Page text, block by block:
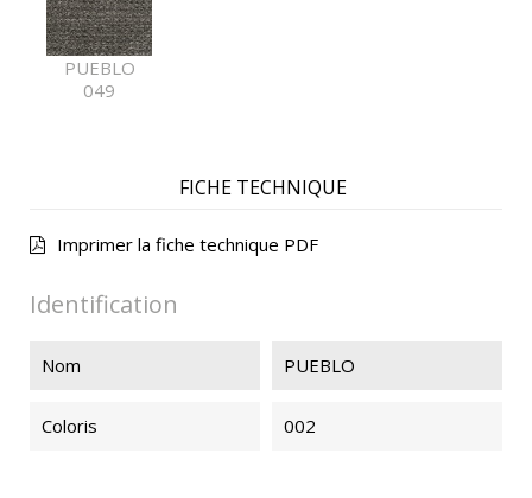
PUEBLO
049
FICHE TECHNIQUE
Imprimer la fiche technique PDF
Identification
Nom PUEBLO
Coloris 002